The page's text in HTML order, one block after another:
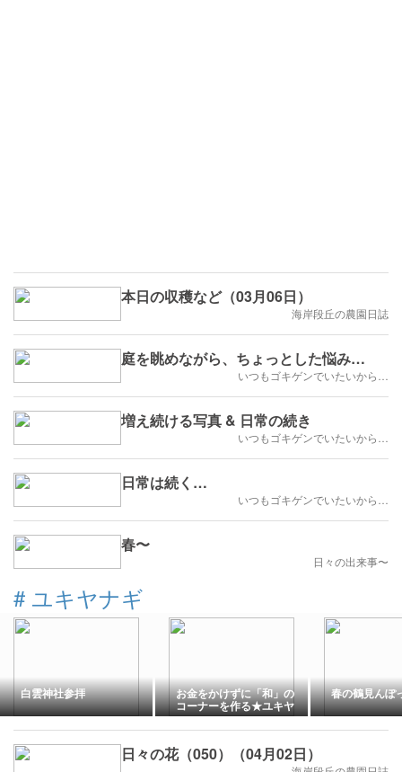
本日の収穫など（03月06日）
海岸段丘の農園日誌
庭を眺めながら、ちょっとした悩み…
いつもゴキゲンでいたいから…
増え続ける写真 & 日常の続き
いつもゴキゲンでいたいから…
日常は続く…
いつもゴキゲンでいたいから…
春〜
日々の出来事〜
# ユキヤナギ
白雲神社参拝 お金をかけずに「和」の
コーナーを作る★ユキヤ
ナギの剪定
春の鶴見んぽ
日々の花（050）（04月02日）